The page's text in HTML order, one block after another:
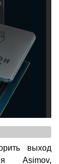
выход
Asimov,